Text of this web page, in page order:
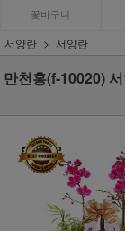
꽃바구니
서양란 서양란
만천홍(f-10020)